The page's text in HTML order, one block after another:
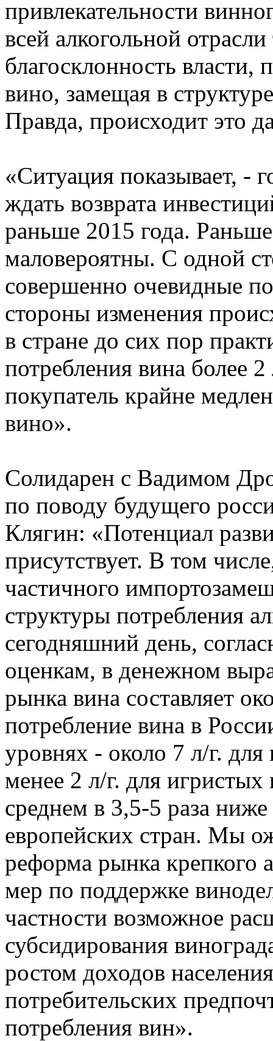
привлекательности
всей алкогольной
благосклонность власти,
вино, замещая в
Правда, происходит это
«Ситуация показывает, -
ждать возврата
раньше 2015 года.
маловероятны. С одной
совершенно очевидные
стороны изменения
в стране до сих пор
потребления вина более
покупатель крайне
вино».
Солидарен с Вадимом
по поводу будущего
Клягин: «Потенциал
присутствует. В том
частичного
структуры потребления
сегодняшний день,
оценкам, в денежном
рынка вина составляет
потребление вина в
уровнях - около 7 л/г.
менее 2 л/г. для
среднем в 3,5-5 раза
европейских стран. Мы
реформа рынка крепкого
мер по поддержке
частности возможное
субсидирования
ростом доходов
потребительских
потребления вин».